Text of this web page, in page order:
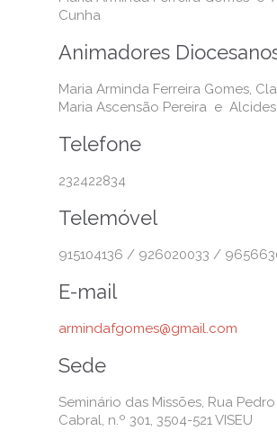
Cunha
Animadores
Maria Arminda Ferreira Gomes,
Maria Ascensão Pereira e
Telefone
232422834
Telemóvel
915104136 / 926020033 /
E-mail
armindafgomes@gmail.com
Sede
Seminário das Missões, Rua
Cabral, n.º 301, 3504-521 VISEU